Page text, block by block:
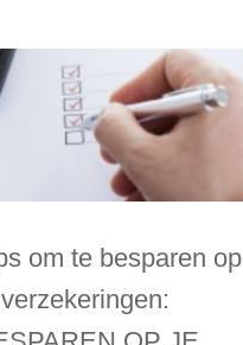
om te besparen op